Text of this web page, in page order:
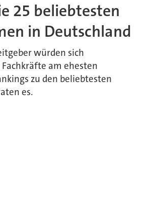
25 beliebtesten
in Deutschland
würden sich
am ehesten
zu den beliebtesten
es.